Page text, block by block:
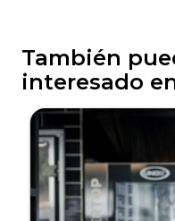
También
interesado